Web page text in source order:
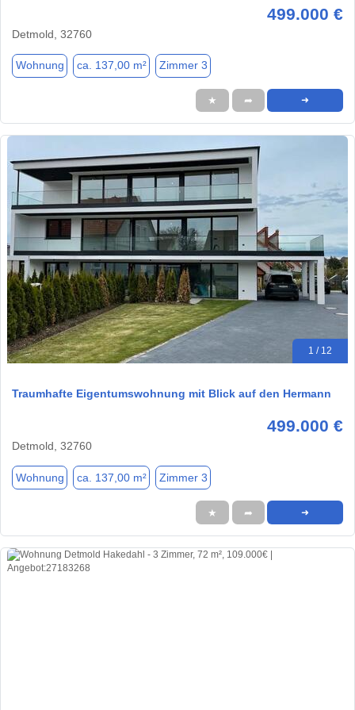
499.000 €
Detmold, 32760
Wohnung ca. 137,00 m² Zimmer 3
★ ➦ ➜
1 / 12
Traumhafte Eigentumswohnung mit Blick auf den Hermann
499.000 €
Detmold, 32760
Wohnung ca. 137,00 m² Zimmer 3
★ ➦ ➜